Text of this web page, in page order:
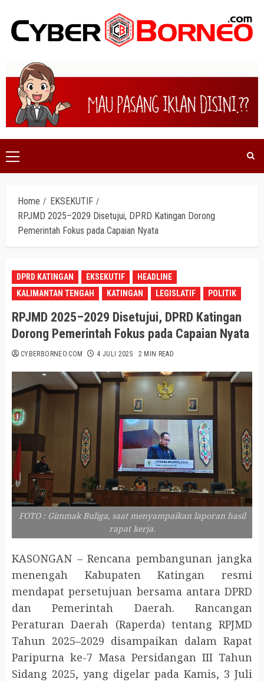
content
Primary
Menu
Home
EKSEKUTIF
RPJMD 2025–2029 Disetujui, DPRD Katingan Dorong
Pemerintah Fokus pada Capaian Nyata
DPRD KATINGAN EKSEKUTIF
HEADLINE
KALIMANTAN TENGAH
KATINGAN LEGISLATIF POLITIK
RPJMD 2025–2029 Disetujui, DPRD Katingan
Dorong Pemerintah Fokus pada Capaian Nyata
CYBERBORNEO.COM 4 JULI 2025 2 MIN READ
FOTO : Gimmak Buliga, saat menyampaikan laporan hasil
rapat kerja.
KASONGAN – Rencana pembangunan jangka
menengah Kabupaten Katingan resmi
mendapat persetujuan bersama antara DPRD
dan Pemerintah Daerah. Rancangan
Peraturan Daerah (Raperda) tentang RPJMD
Tahun 2025–2029 disampaikan dalam Rapat
Paripurna ke-7 Masa Persidangan III Tahun
Sidang 2025, yang digelar pada Kamis, 3 Juli